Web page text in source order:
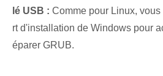
lé USB : Comme pour Linux,
rt d'installation de Windows⁢ pour
éparer GRUB.